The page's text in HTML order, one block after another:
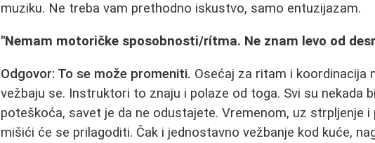
muziku. Ne treba vam prethodno iskustvo, samo entuzijazam.
"Nemam motoričke sposobnosti/rítma. Ne znam levo od
Odgovor: To se može promeniti. Osećaj za ritam i koordinacija
vežbaju se. Instruktori to znaju i polaze od toga. Svi su nekada
poteškoća, savet je da ne odustajete. Vremenom, uz strpljenje i
mišići će se prilagoditi. Čak i jednostavno vežbanje kod kuće,